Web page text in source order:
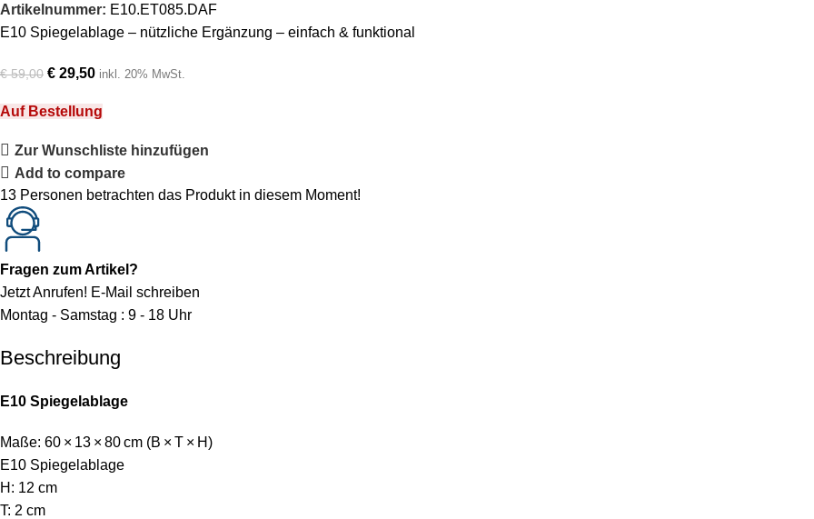
Artikelnummer: E10.ET085.DAF
E10 Spiegelablage – nützliche Ergänzung – einfach & funktional
€59,00 € 29,50 inkl. 20% MwSt.
Auf Bestellung
Zur Wunschliste hinzufügen
Add to compare
13 Personen betrachten das Produkt in diesem Moment!
Fragen zum Artikel?
Jetzt Anrufen! E-Mail schreiben
Montag - Samstag : 9 - 18 Uhr
Beschreibung
E10 Spiegelablage
Maße: 60 × 13 × 80 cm (B × T × H)
E10 Spiegelablage
H: 12 cm
T: 2 cm